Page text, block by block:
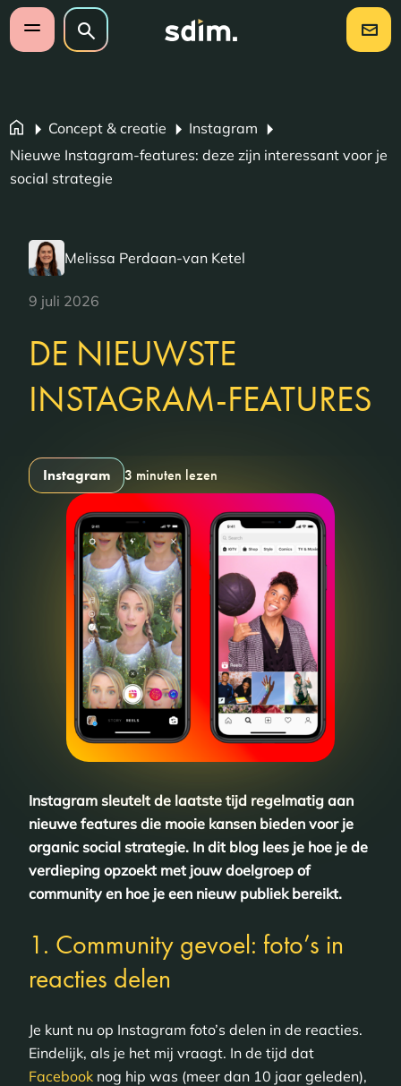
Navigatie overslaan
Open mobiel menu
Zoeken op website
Zoeken
Concept & creatie
Instagram
Nieuwe Instagram-features: deze zijn interessant voor je
social strategie
Melissa Perdaan-van Ketel
9 juli 2026
DE NIEUWSTE
INSTAGRAM-FEATURES
Instagram 3 minuten lezen
Instagram sleutelt de laatste tijd regelmatig aan
nieuwe features die mooie kansen bieden voor je
organic social strategie. In dit blog lees je hoe je de
verdieping opzoekt met jouw doelgroep of
community en hoe je een nieuw publiek bereikt.
1. Community gevoel: foto’s in
reacties delen
Je kunt nu op Instagram foto’s delen in de reacties.
Eindelijk, als je het mij vraagt. In de tijd dat
Facebooknog hip was (meer dan 10 jaar geleden),